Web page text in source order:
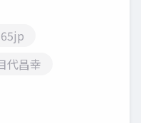
代昌幸